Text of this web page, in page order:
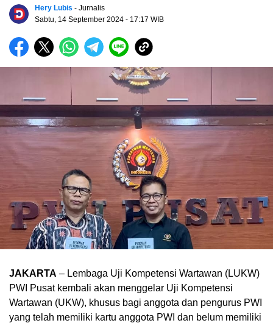
Hery Lubis - Jurnalis
Sabtu, 14 September 2024 - 17:17 WIB
JAKARTA – Lembaga Uji Kompetensi Wartawan (LUKW)
PWI Pusat kembali akan menggelar Uji Kompetensi
Wartawan (UKW), khusus bagi anggota dan pengurus PWI
yang telah memiliki kartu anggota PWI dan belum memiliki